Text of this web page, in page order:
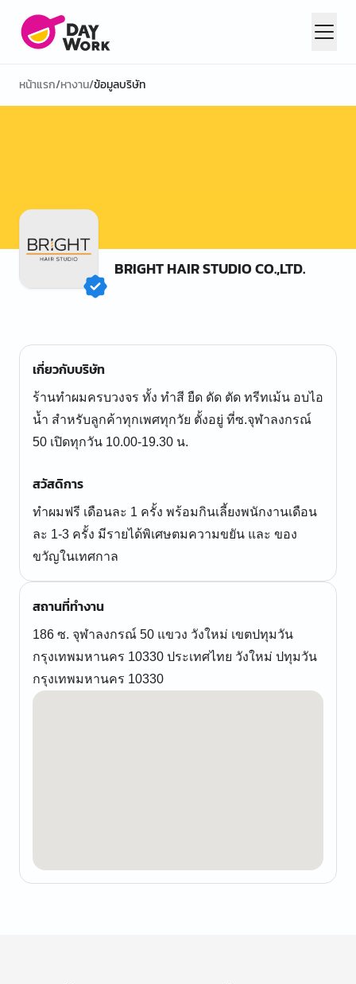
หน้าแรก/หางาน/ข้อมูลบริษัท
BRIGHT HAIR STUDIO CO.,LTD.
เกี่ยวกับบริษัท
ร้านทำผมครบวงจร ทั้ง ทำสี ยืด ดัด ตัด ทรีทเม้น อบไอ
น้ำ สำหรับลูกค้าทุกเพศทุกวัย ตั้งอยู่ ที่ซ.จุฬาลงกรณ์
50 เปิดทุกวัน 10.00-19.30 น.
สวัสดิการ
ทำผมฟรี เดือนละ 1 ครั้ง พร้อมกินเลี้ยงพนักงานเดือน
ละ 1-3 ครั้ง มีรายได้พิเศษตมความขยัน และ ของ
ขวัญในเทศกาล
สถานที่ทำงาน
186 ซ. จุฬาลงกรณ์ 50 แขวง วังใหม่ เขตปทุมวัน
กรุงเทพมหานคร 10330 ประเทศไทย วังใหม่ ปทุมวัน
กรุงเทพมหานคร 10330